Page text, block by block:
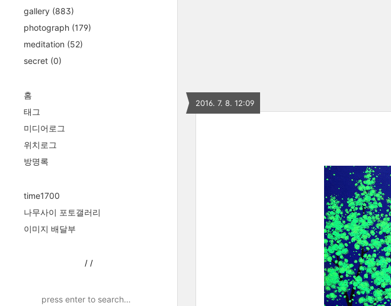
gallery (883)
photograph (179)
meditation (52)
secret (0)
홈
태그
미디어로그
위치로그
방명록
time1700
나무사이 포토갤러리
이미지 배달부
/ /
2016. 7. 8. 12:09